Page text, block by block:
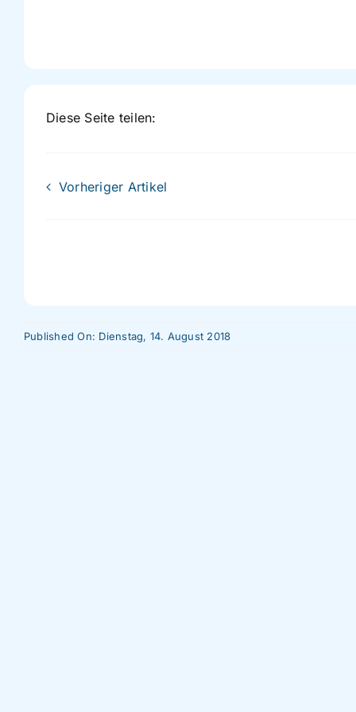
Diese Seite teilen:
Vorheriger Artikel
Published On: Dienstag, 14. August 2018